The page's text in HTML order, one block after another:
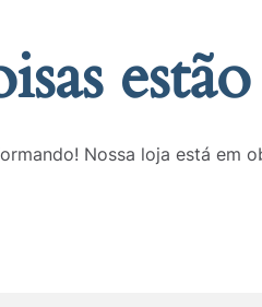
Nossa loja está em